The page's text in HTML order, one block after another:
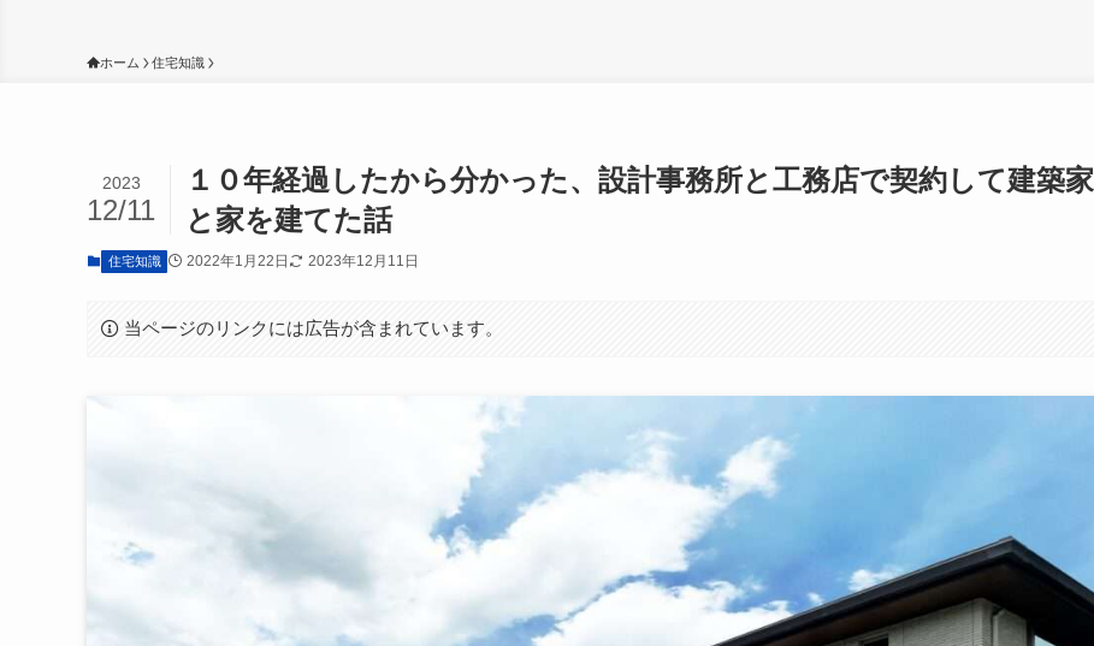
ホーム 住宅知識
１０年経過したから分かった、設計事務所と工務店で契約して建築家
と家を建てた話
2023
12/11
住宅知識 2022年1月22日 2023年12月11日
当ページのリンクには広告が含まれています。